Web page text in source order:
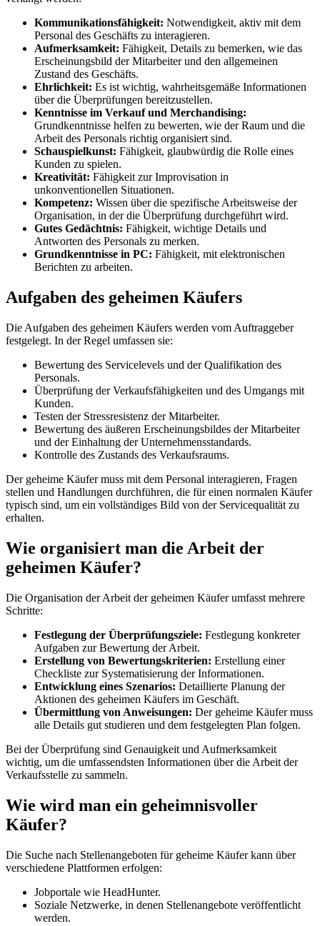
Kommunikationsfähigkeit: Notwendigkeit, aktiv mit dem
Personal des Geschäfts zu interagieren.
Aufmerksamkeit: Fähigkeit, Details zu bemerken, wie das
Erscheinungsbild der Mitarbeiter und den allgemeinen
Zustand des Geschäfts.
Ehrlichkeit: Es ist wichtig, wahrheitsgemäße Informationen
über die Überprüfungen bereitzustellen.
Kenntnisse im Verkauf und Merchandising:
Grundkenntnisse helfen zu bewerten, wie der Raum und die
Arbeit des Personals richtig organisiert sind.
Schauspielkunst: Fähigkeit, glaubwürdig die Rolle eines
Kunden zu spielen.
Kreativität: Fähigkeit zur Improvisation in
unkonventionellen Situationen.
Kompetenz: Wissen über die spezifische Arbeitsweise der
Organisation, in der die Überprüfung durchgeführt wird.
Gutes Gedächtnis: Fähigkeit, wichtige Details und
Antworten des Personals zu merken.
Grundkenntnisse in PC: Fähigkeit, mit elektronischen
Berichten zu arbeiten.
Aufgaben des geheimen Käufers
Die Aufgaben des geheimen Käufers werden vom Auftraggeber
festgelegt. In der Regel umfassen sie:
Bewertung des Servicelevels und der Qualifikation des
Personals.
Überprüfung der Verkaufsfähigkeiten und des Umgangs mit
Kunden.
Testen der Stressresistenz der Mitarbeiter.
Bewertung des äußeren Erscheinungsbildes der Mitarbeiter
und der Einhaltung der Unternehmensstandards.
Kontrolle des Zustands des Verkaufsraums.
Der geheime Käufer muss mit dem Personal interagieren, Fragen
stellen und Handlungen durchführen, die für einen normalen Käufer
typisch sind, um ein vollständiges Bild von der Servicequalität zu
erhalten.
Wie organisiert man die Arbeit der
geheimen Käufer?
Die Organisation der Arbeit der geheimen Käufer umfasst mehrere
Schritte:
Festlegung der Überprüfungsziele: Festlegung konkreter
Aufgaben zur Bewertung der Arbeit.
Erstellung von Bewertungskriterien: Erstellung einer
Checkliste zur Systematisierung der Informationen.
Entwicklung eines Szenarios: Detaillierte Planung der
Aktionen des geheimen Käufers im Geschäft.
Übermittlung von Anweisungen: Der geheime Käufer muss
alle Details gut studieren und dem festgelegten Plan folgen.
Bei der Überprüfung sind Genauigkeit und Aufmerksamkeit
wichtig, um die umfassendsten Informationen über die Arbeit der
Verkaufsstelle zu sammeln.
Wie wird man ein geheimnisvoller
Käufer?
Die Suche nach Stellenangeboten für geheime Käufer kann über
verschiedene Plattformen erfolgen:
Jobportale wie HeadHunter.
Soziale Netzwerke, in denen Stellenangebote veröffentlicht
werden.